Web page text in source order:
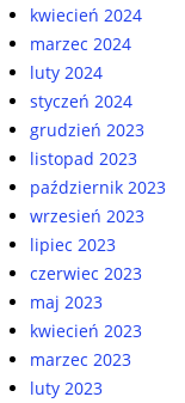
kwiecień 2024
marzec 2024
luty 2024
styczeń 2024
grudzień 2023
listopad 2023
październik 2023
wrzesień 2023
lipiec 2023
czerwiec 2023
maj 2023
kwiecień 2023
marzec 2023
luty 2023